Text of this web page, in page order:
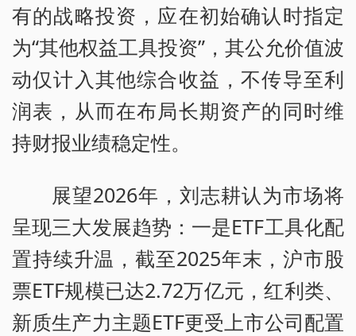
有的战略投资，应在初始确认时指定
为“其他权益工具投资”，其公允价值波
动仅计入其他综合收益，不传导至利
润表，从而在布局长期资产的同时维
持财报业绩稳定性。
展望2026年，刘志耕认为市场将
呈现三大发展趋势：一是ETF工具化配
置持续升温，截至2025年末，沪市股
票ETF规模已达2.72万亿元，红利类、
新质生产力主题ETF更受上市公司配置